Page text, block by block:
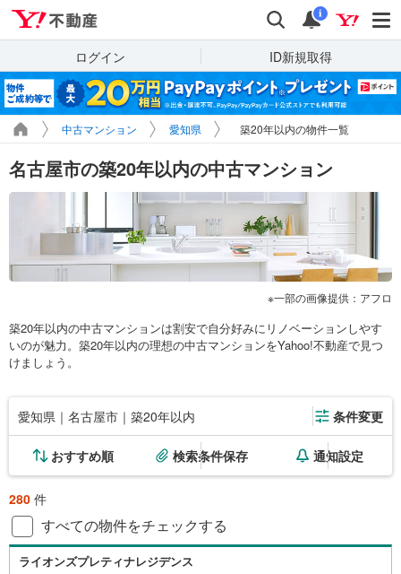
検索 通知
i
ログイン ID新規取得
中古マンション 愛知県 築20年以内の物件一覧
名古屋市の築20年以内の中古マンション
一部の画像提供：アフロ
築20年以内の中古マンションは割安で自分好みにリノベーションしやす
いのが魅力。築20年以内の理想の中古マンションをYahoo!不動産で見つ
けましょう。
愛知県｜名古屋市｜築20年以内 条件変更
おすすめ順 検索条件保存 通知設定
280 件
すべての物件をチェックする
ライオンズプレティナレジデンス